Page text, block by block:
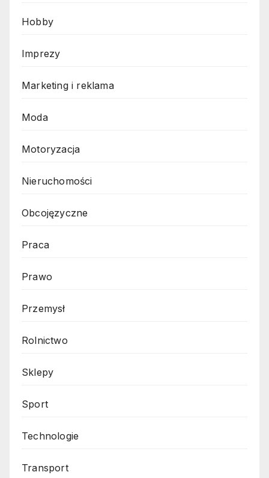
Hobby
Imprezy
Marketing i reklama
Moda
Motoryzacja
Nieruchomości
Obcojęzyczne
Praca
Prawo
Przemysł
Rolnictwo
Sklepy
Sport
Technologie
Transport